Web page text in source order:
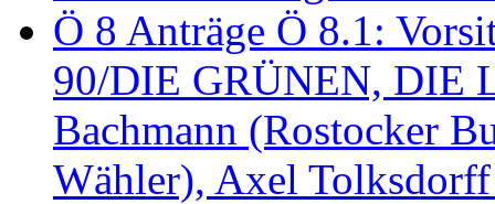
Ö 8 Anträge Ö 8.1:
90/DIE GRÜNEN, DIE
Bachmann (Rostocker
Wähler), Axel